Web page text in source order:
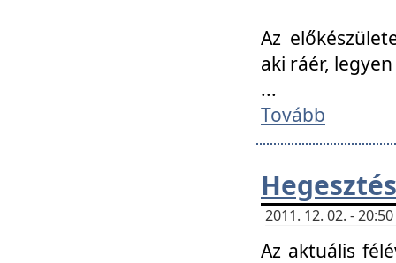
Az
aki ráér,
...
Tovább
2011. 12. 02. -
Az aktuális